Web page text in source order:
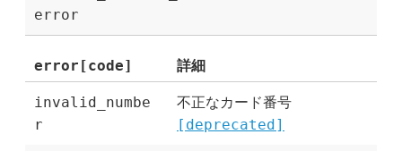
error
error[code] 詳細
invalid_numbe
r
不正なカード番号
[deprecated]